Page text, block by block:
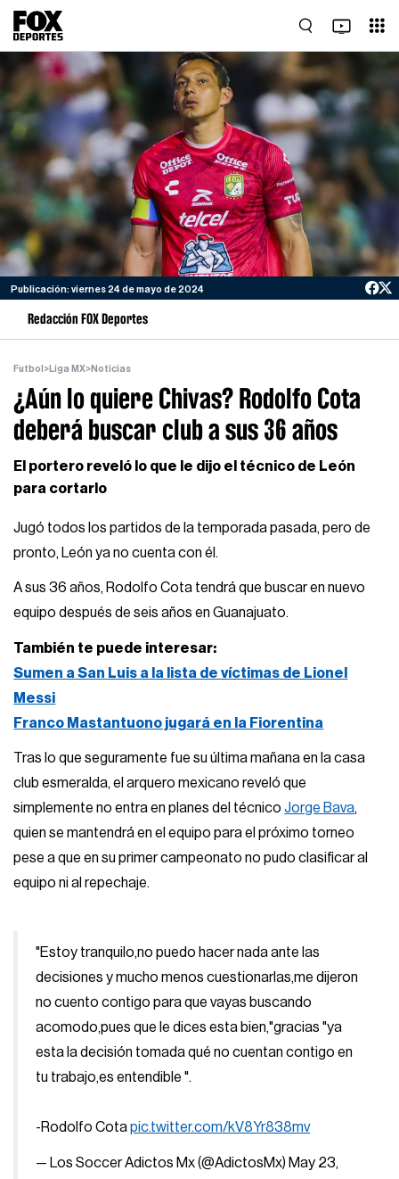
Publicación: viernes 24 de mayo de 2024
Redacción FOX Deportes
Futbol >Liga MX>Noticias
¿Aún lo quiere Chivas? Rodolfo Cota
deberá buscar club a sus 36 años
El portero reveló lo que le dijo el técnico de León
para cortarlo
Jugó todos los partidos de la temporada pasada, pero de
pronto, León ya no cuenta con él.
A sus 36 años, Rodolfo Cota tendrá que buscar en nuevo
equipo después de seis años en Guanajuato.
También te puede interesar:
Sumen a San Luis a la lista de víctimas de Lionel
Messi
Franco Mastantuono jugará en la Fiorentina
Tras lo que seguramente fue su última mañana en la casa
club esmeralda, el arquero mexicano reveló que
simplemente no entra en planes del técnicoJorge Bava,
quien se mantendrá en el equipo para el próximo torneo
pese a que en su primer campeonato no pudo clasificar al
equipo ni al repechaje.
"Estoy tranquilo,no puedo hacer nada ante las
decisiones y mucho menos cuestionarlas,me dijeron
no cuento contigo para que vayas buscando
acomodo,pues que le dices esta bien,"gracias "ya
esta la decisión tomada qué no cuentan contigo en
tu trabajo,es entendible ".
-Rodolfo Cotapic.twitter.com/kV8Yr838mv
— Los Soccer Adictos Mx (@AdictosMx) May 23,